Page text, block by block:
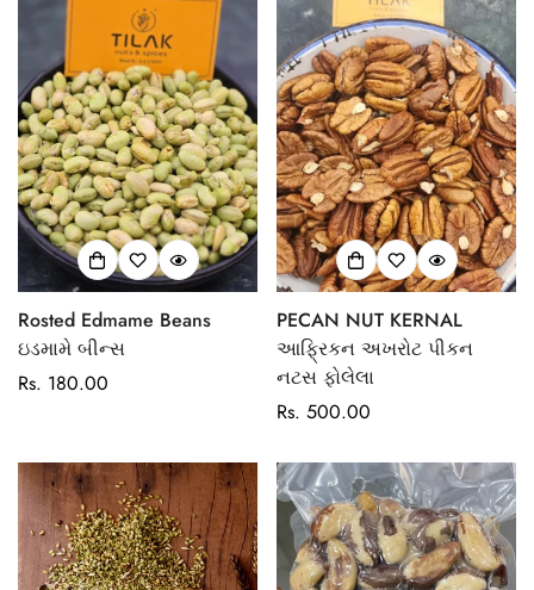
Rosted Edmame Beans
ઇડમામે બીન્સ
Regular
Rs. 180.00
PECAN NUT KERNAL
આફ્રિકન અખરોટ પીકન
નટસ ફોલેલા
Regular
Rs. 500.00